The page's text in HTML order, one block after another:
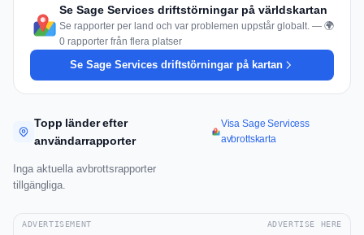
Se Sage Services driftstörningar på världskartan
Se rapporter per land och var problemen uppstår globalt. — 🌍
0 rapporter från flera platser
Se Sage Services driftstörningar på kartan
Topp länder efter
användarrapporter
Visa Sage Servicess
avbrottskarta
Inga aktuella avbrottsrapporter
tillgängliga.
ADVERTISEMENT ADVERTISE HERE